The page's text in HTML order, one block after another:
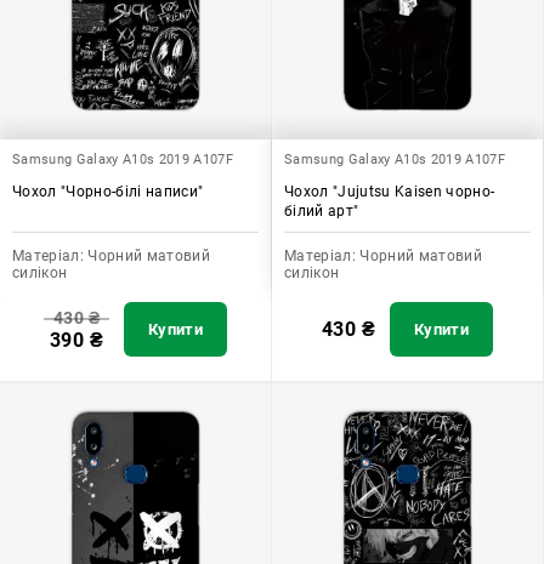
Samsung Galaxy A10s 2019 A107F
Чохол "Чорно-білі написи"
Матеріал: Чорний матовий
силікон
430₴
390 ₴ Купити
Samsung Galaxy A10s 2019 A107F
Чохол "Jujutsu Kaisen чорно-
білий арт"
Матеріал: Чорний матовий
силікон
430 ₴ Купити